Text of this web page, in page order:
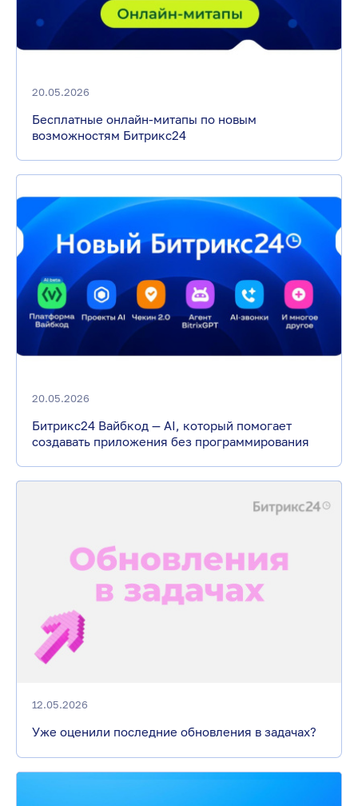
20.05.2026
Бесплатные онлайн-митапы по новым
возможностям Битрикс24
20.05.2026
Битрикс24 Вайбкод — AI, который помогает
создавать приложения без программирования
12.05.2026
Уже оценили последние обновления в задачах?